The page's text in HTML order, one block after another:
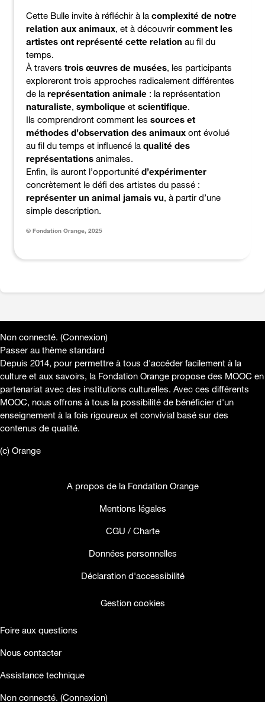
Cette Bulle invite à réfléchir à la complexité de notre
relation aux animaux , et à découvrir comment les
artistes ont représenté cette relation au fil du
temps.
À travers trois œuvres de musées , les participants
exploreront trois approches radicalement différentes
de la représentation animale : la représentation
naturaliste symbolique et scientifique
Ils comprendront comment les sources et
méthodes d’observation des animaux ont évolué
au fil du temps et influencé la qualité des
représentations animales.
Enfin, ils auront l’opportunité d’expérimenter
concrètement le défi des artistes du passé :
représenter un animal jamais vu , à partir d’une
simple description.
© Fondation Orange, 2025
Non connecté. (Connexion)
Passer au thème standard
Depuis 2014, pour permettre à tous d'accéder facilement à la
culture et aux savoirs, la Fondation Orange propose des MOOC en
partenariat avec des institutions culturelles. Avec ces différents
MOOC, nous offrons à tous la possibilité de bénéficier d'un
enseignement à la fois rigoureux et convivial basé sur des
contenus de qualité.
(c) Orange
A propos de la Fondation Orange
Mentions légales
CGU / Charte
Données personnelles
Déclaration d'accessibilité
Gestion cookies
Foire aux questions
Nous contacter
Assistance technique
facebook
twitter
youtube
Non connecté. (Connexion)